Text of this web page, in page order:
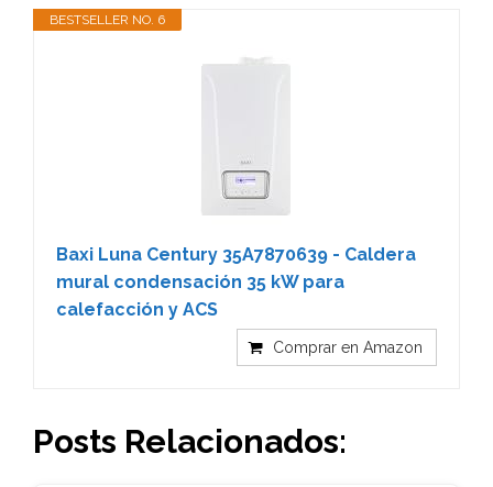
BESTSELLER NO. 6
Baxi Luna Century 35A7870639 - Caldera
mural condensación 35 kW para
calefacción y ACS
Comprar en Amazon
Posts Relacionados: